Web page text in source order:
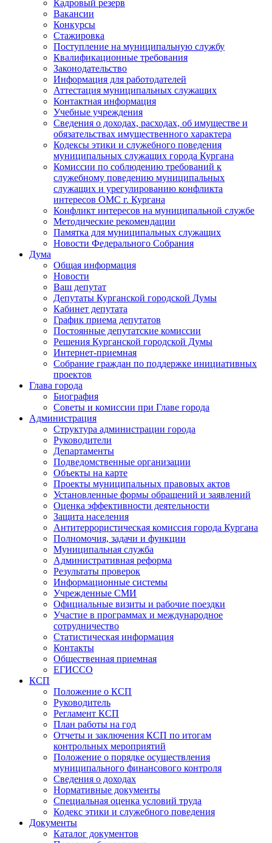
Кадровый резерв
Вакансии
Конкурсы
Стажировка
Поступление на муниципальную службу
Квалификационные требования
Законодательство
Информация для работодателей
Аттестация муниципальных служащих
Контактная информация
Учебные учреждения
Сведения о доходах, расходах, об имуществе и
обязательствах имущественного характера
Кодексы этики и служебного поведения
муниципальных служащих города Кургана
Комиссии по соблюдению требований к
служебному поведению муниципальных
служащих и урегулированию конфликта
интересов ОМС г. Кургана
Конфликт интересов на муниципальной службе
Методические рекомендации
Памятка для муниципальных служащих
Новости Федерального Cобрания
Дума
Общая информация
Новости
Ваш депутат
Депутаты Курганской городской Думы
Кабинет депутата
График приема депутатов
Постоянные депутатские комиссии
Решения Курганской городской Думы
Интернет-приемная
Собрание граждан по поддержке инициативных
проектов
Глава города
Биография
Советы и комиссии при Главе города
Администрация
Структура администрации города
Руководители
Департаменты
Подведомственные организации
Объекты на карте
Проекты муниципальных правовых актов
Установленные формы обращений и заявлений
Оценка эффективности деятельности
Защита населения
Антитеррористическая комиссия города Кургана
Полномочия, задачи и функции
Муниципальная служба
Административная реформа
Результаты проверок
Информационные системы
Учрежденные СМИ
Официальные визиты и рабочие поездки
Участие в программах и международное
сотрудничество
Статистическая информация
Контакты
Общественная приемная
ЕГИССО
КСП
Положение о КСП
Руководитель
Регламент КСП
План работы на год
Отчеты и заключения КСП по итогам
контрольных мероприятий
Положение о порядке осуществления
муниципального финансового контроля
Сведения о доходах
Нормативные документы
Специальная оценка условий труда
Кодекс этики и служебного поведения
Документы
Каталог документов